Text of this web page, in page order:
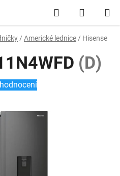
Hledat
KOŠÍK
/ Americké lednice / Hisense
(D)